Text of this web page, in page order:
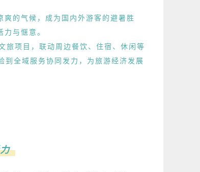
的气候，成为国内外游客的避暑胜
与惬意。
旅项目，联动周边餐饮、住宿、休闲等
到全域服务协同发力，为旅游经济发展